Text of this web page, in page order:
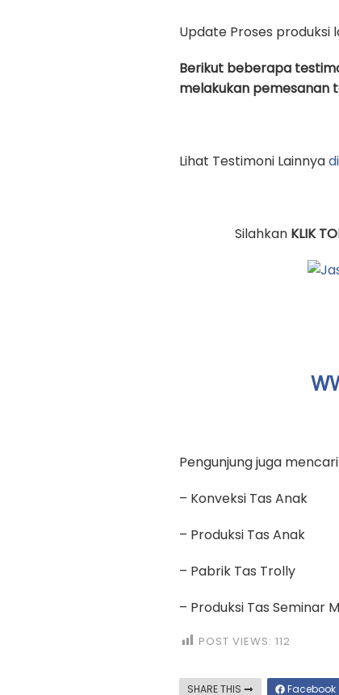
Update Proses produksi
Berikut beberapa
melakukan pemesanan
Lihat Testimoni Lainnya
Silahkan KLIK
Pengunjung juga mencari
– Konveksi Tas Anak
– Produksi Tas Anak
– Pabrik Tas Trolly
– Produksi Tas Seminar
POST VIEWS: 112
SHARE THIS Facebook